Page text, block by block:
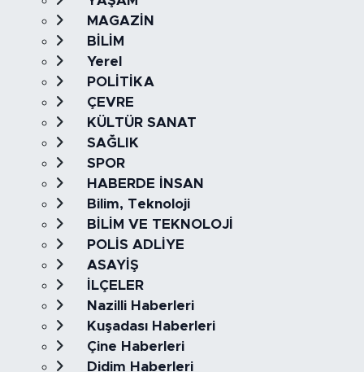
MAGAZİN
BİLİM
Yerel
POLİTİKA
ÇEVRE
KÜLTÜR SANAT
SAĞLIK
SPOR
HABERDE İNSAN
Bilim, Teknoloji
BİLİM VE TEKNOLOJİ
POLİS ADLİYE
ASAYİŞ
İLÇELER
Nazilli Haberleri
Kuşadası Haberleri
Çine Haberleri
Didim Haberleri